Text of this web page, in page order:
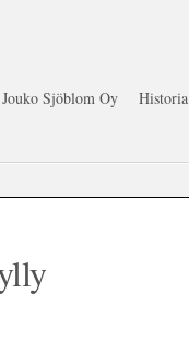
Jouko Sjöblom Oy Historia